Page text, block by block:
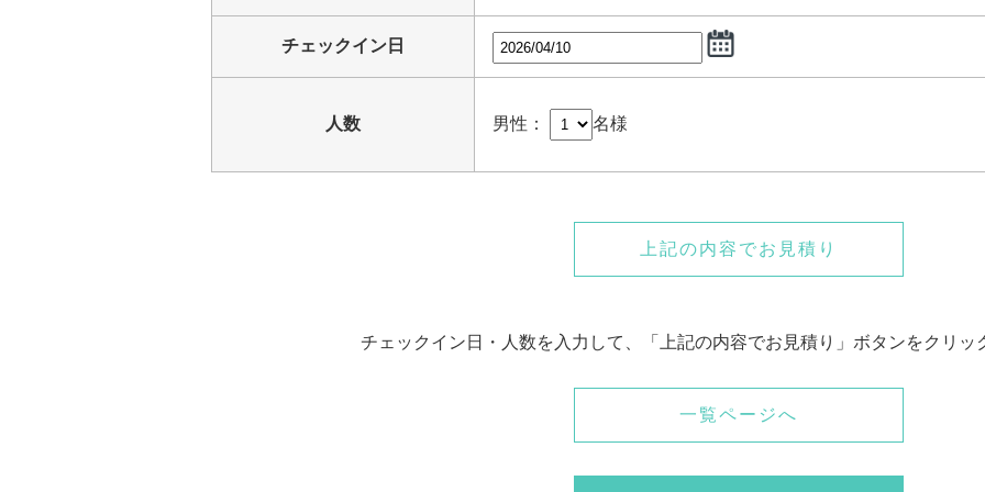
チェックイン日
人数 男性： 名様
上記の内容でお見積り
チェックイン日・人数を入力して、「上記の内容でお見積り」ボタンをクリッ
一覧ページへ